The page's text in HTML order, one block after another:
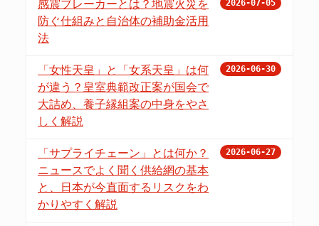
感震ブレーカーとは？地震火災を
防ぐ仕組みと自治体の補助金活用
法
2026-07-05
「女性天皇」と「女系天皇」は何
が違う？皇室典範改正案が国会で
大詰め、養子縁組案の中身をやさ
しく解説
2026-06-30
「サプライチェーン」とは何か？
ニュースでよく聞く供給網の基本
と、日本が今直面するリスクをわ
かりやすく解説
2026-06-27